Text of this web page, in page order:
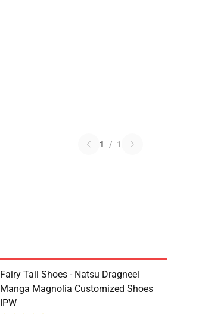
1 / 1
Fairy Tail Shoes - Natsu Dragneel
Manga Magnolia Customized Shoes
IPW